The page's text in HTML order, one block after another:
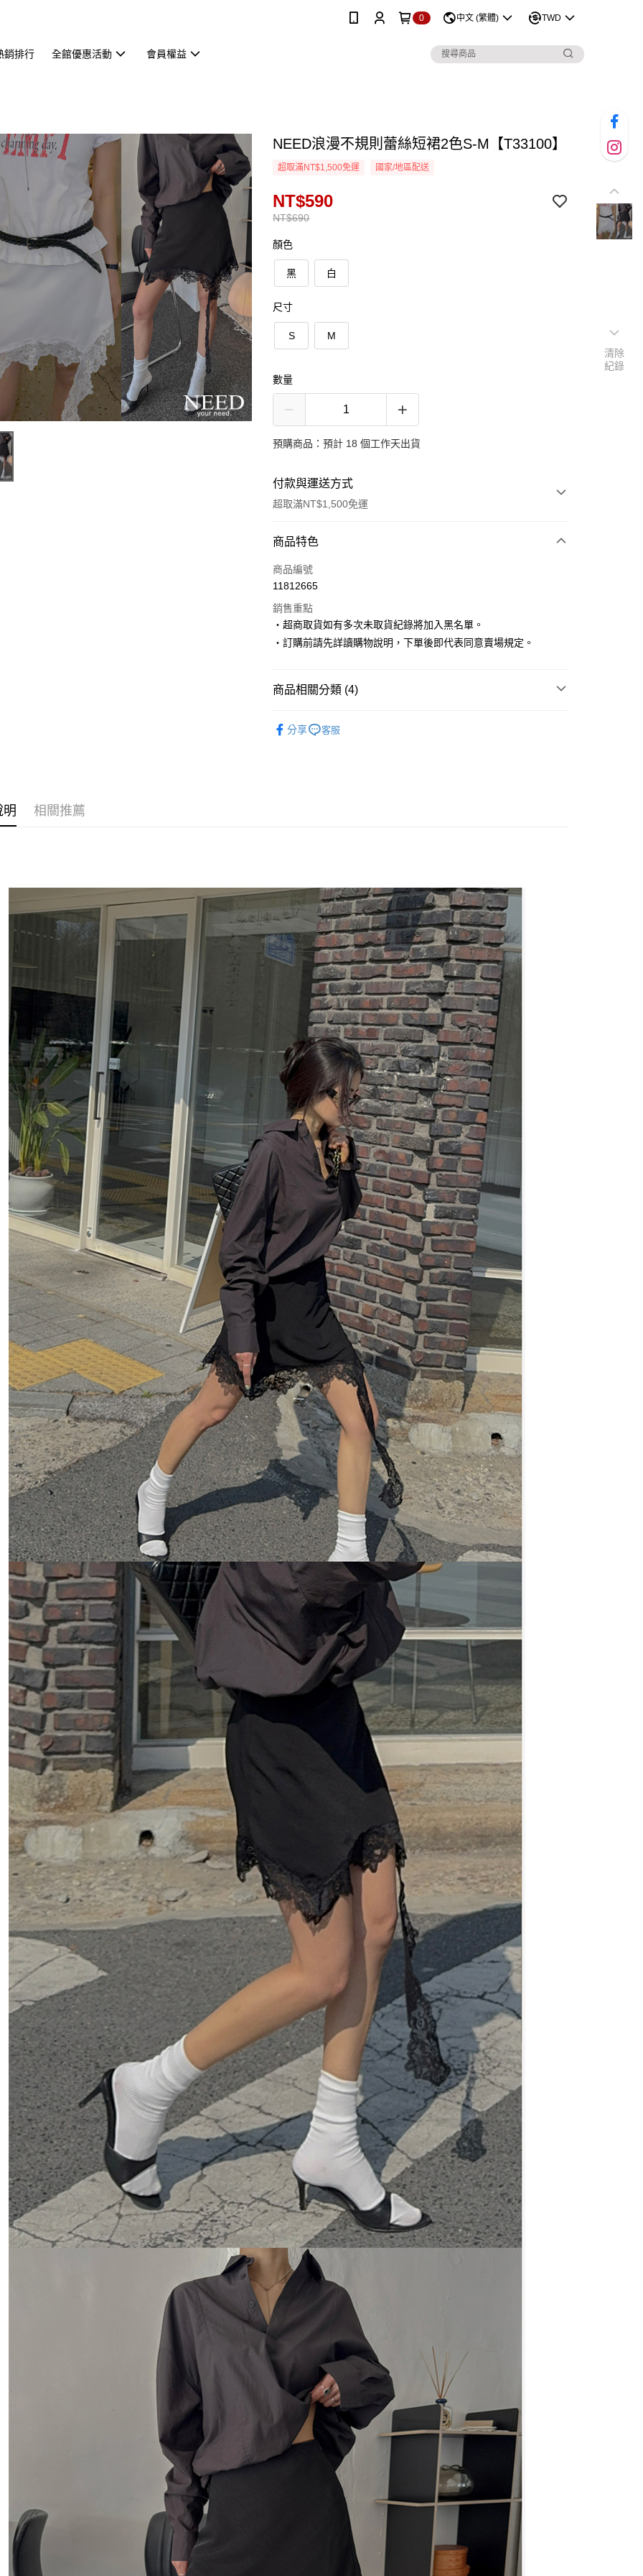
0 中文 (繁體) TWD
銷排行 全館優惠活動 會員權益
NEED浪漫不規則蕾絲短裙2色S-M【T33100】
超取滿NT$1,500免運 國家/地區配送
NT$690
NT$590
顏色
黑 白
尺寸
S M
數量
預購商品：預計 18 個工作天出貨
付款與運送方式
超取滿NT$1,500免運
付款方式
信用卡一次付款
LINE Pay
Apple Pay
Google Pay
１．於結帳方式選擇「AFTEE先享後付」後，將跳轉至「AFTEE先享後
付」結帳頁面，進行簡訊認證並確認金額後，即可完成結帳。
２．訂單成立數日內，您將收到繳費通知簡訊。
３．收到繳費通知簡訊後14天內，點擊此簡訊中的連結，可透過四大超商
／ATM／網路銀行／等多元方式進行付款，方視為交易完成。
※ 請注意：結帳手續完成當下不需立刻繳費，但若您需要取消訂單，請聯
絡購買商品的店家。未經商家同意取消之訂單仍視為有效，需透過AFTEE
先享後付繳納相關費用。
※ 交易是否成功請以「AFTEE先享後付 」之結帳頁面顯示為準，若有關於
是否繳費成功／繳費後需取消欲退款等相關疑問，請聯繫「AFTEE先享後
付客戶支援中心」https://netprotections.freshdesk.com/support/home
【注意事項】
１．透過由恩沛科技股份有限公司提供之「AFTEE先享後付」服務完成之
交易，需依本服務之必要範圍內提供個人資料，並將交易相關給付款項請
求債權轉讓予恩沛科技股份有限公司。
２．關於個人資料處理事宜，請瀏覽以下網址：
https://aftee.tw/terms/#terms3
３．未成年的使用者請事先徵得法定代理人或監護人之同意方可使用
「AFTEE先享後付」，若未經同意申辦者引起之損失，本公司不負相關責
４．使用「AFTEE先享後付」時，將依據個別帳號之用戶狀況，依本公司
即時審查核予不同之上限額度；若仍有額度不足之情形，本公司將視審查
結果請求用戶進行身份認證。
５．嚴禁一人註冊多個帳號或使用他人資訊註冊。若發現惡意使用之情
形，恩沛科技股份有限公司將有權停止該用戶之使用額度並採取法律行
動。
每筆NT$80，滿NT$1,500(含以上)免運費
付款後全家取貨
每筆NT$80，滿NT$1,500(含以上)免運費
萊爾富取貨付款
每筆NT$80，滿NT$1,500(含以上)免運費
付款後萊爾富取貨
每筆NT$80，滿NT$1,500(含以上)免運費
離島取貨加價40
每筆NT$80，滿NT$1,500(含以上)免運費
付款後7-11取貨
每筆NT$80，滿NT$1,500(含以上)免運費
每筆NT$100，滿NT$1,500(含以上)免運費
海外宅配
商品特色
商品編號
11812665
銷售重點
‧超商取貨如有多次未取貨紀錄將加入黑名單。
‧訂購前請先詳讀購物說明，下單後即代表同意賣場規定。
商品相關分類 (4)
分享 客服
明 相關推薦
清除
紀錄